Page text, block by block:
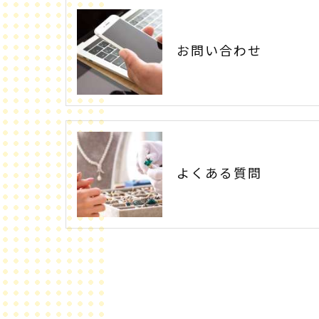
お問い合わせ
よくある質問